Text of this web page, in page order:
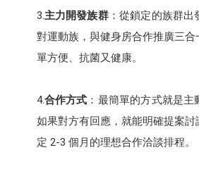
3.主力開發族群：從鎖定的族群出
對運動族，與健身房合作推廣三合
單方便、抗菌又健康。
4.合作方式 ：最簡單的方式就是主
如果對方有回應，就能明確提案討
定 2-3 個月的理想合作洽談排程。